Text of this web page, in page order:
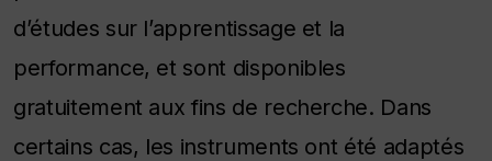
d’études sur l’apprentissage et la
performance, et sont disponibles
gratuitement aux fins de recherche. Dans
certains cas, les instruments ont été adaptés